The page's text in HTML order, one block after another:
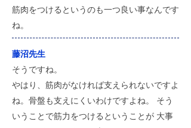
筋肉をつけるというのも一つ良い事なんです
ね。
藤沼先生
そうですね。
やはり、筋肉がなければ支えられないですよ
ね。骨盤も支えにくいわけですよね。 そう
いうことで筋力をつけるということが 大事